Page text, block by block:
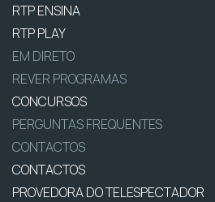
RTP ENSINA
RTP PLAY
EM DIRETO
REVER PROGRAMAS
CONCURSOS
PERGUNTAS FREQUENTES
CONTACTOS
CONTACTOS
PROVEDORA DO TELESPECTADOR